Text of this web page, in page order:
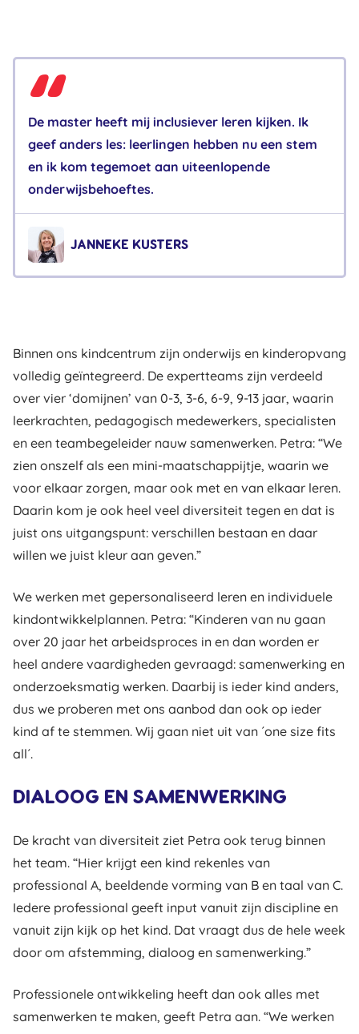
De master heeft mij inclusiever leren kijken. Ik
geef anders les: leerlingen hebben nu een stem
en ik kom tegemoet aan uiteenlopende
onderwijsbehoeftes.
JANNEKE KUSTERS
Binnen ons kindcentrum zijn onderwijs en kinderopvang
volledig geïntegreerd. De expertteams zijn verdeeld
over vier ‘domijnen’ van 0-3, 3-6, 6-9, 9-13 jaar, waarin
leerkrachten, pedagogisch medewerkers, specialisten
en een teambegeleider nauw samenwerken. Petra: “We
zien onszelf als een mini-maatschappijtje, waarin we
voor elkaar zorgen, maar ook met en van elkaar leren.
Daarin kom je ook heel veel diversiteit tegen en dat is
juist ons uitgangspunt: verschillen bestaan en daar
willen we juist kleur aan geven.”
We werken met gepersonaliseerd leren en individuele
kindontwikkelplannen. Petra: “Kinderen van nu gaan
over 20 jaar het arbeidsproces in en dan worden er
heel andere vaardigheden gevraagd: samenwerking en
onderzoeksmatig werken. Daarbij is ieder kind anders,
dus we proberen met ons aanbod dan ook op ieder
kind af te stemmen. Wij gaan niet uit van ´one size fits
all´.
DIALOOG EN SAMENWERKING
De kracht van diversiteit ziet Petra ook terug binnen
het team. “Hier krijgt een kind rekenles van
professional A, beeldende vorming van B en taal van C.
Iedere professional geeft input vanuit zijn discipline en
vanuit zijn kijk op het kind. Dat vraagt dus de hele week
door om afstemming, dialoog en samenwerking.”
Professionele ontwikkeling heeft dan ook alles met
samenwerken te maken, geeft Petra aan. “We werken